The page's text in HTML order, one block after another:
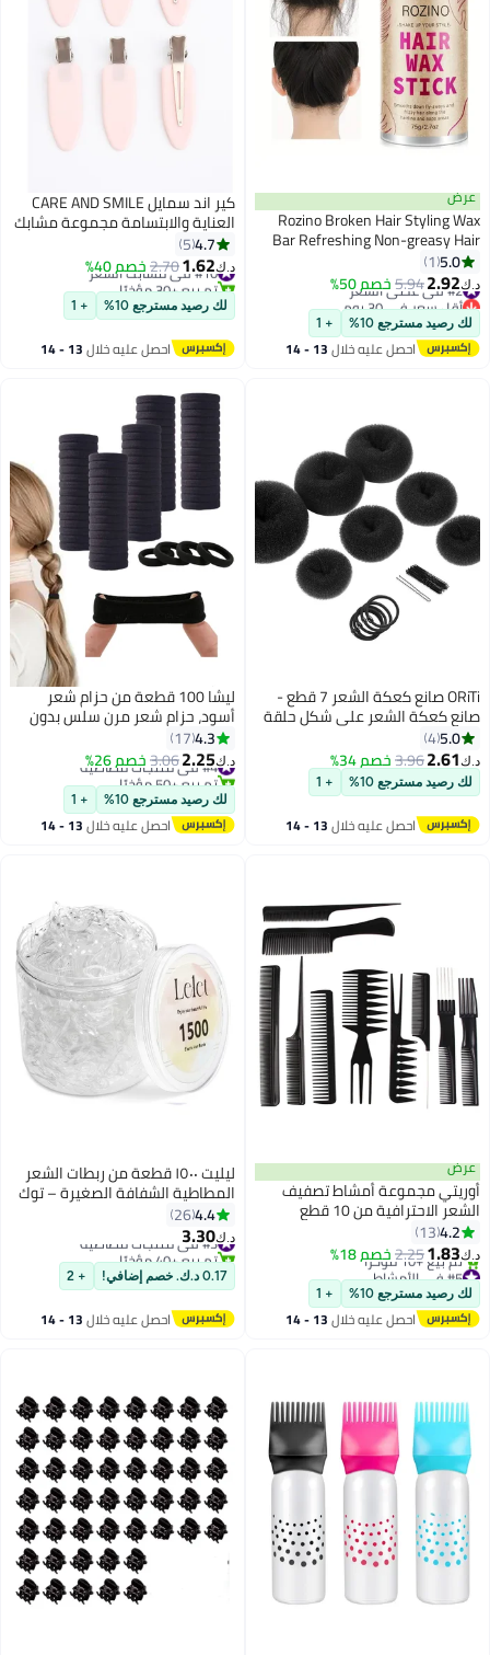
عرض
Rozino Broken Hair Styling Wax
Bar Refreshing Non-greasy Hair
Styling Wax Stick Natural Extract
Wax Bar Suitable For All Hair Types
5.0
1
د.ك‏2.92
5.94خصم 50% #2 في عصي الشعر
أقل سعر في 30 يوم
#2 في عصي الشعر
لك رصيد مسترجع 10% + 1
احصل عليه خلال 13 - 14
كير اند سمايل CARE AND SMILE
العناية والابتسامة مجموعة مشابك
قطع ، تصفيف خالي من التجعد
للنساء والفتيات
4.7
5
د.ك‏1.62
2.70خصم 40% #10 في مشابك الشعر
تم بيع +30 مؤخرًا
#10 في مشابك الشعر
لك رصيد مسترجع 10% + 1
احصل عليه خلال 13 - 14
ORiTi صانع كعكة الشعر 7 قطع -
صانع كعكة الشعر على شكل حلقة
أسود
5.0
4
د.ك‏2.61
3.96خصم 34%
لك رصيد مسترجع 10% + 1
احصل عليه خلال 13 - 14
ليشا 100 قطعة من حزام شعر
أسود، حزام شعر مرن سلس بدون
تجاعيد لا تلف الشعر السميك، مشبك
ذيل حصان للنساء والبنات والأطفال
الرجال، حزام شعر، حلقة شعر
4.3
17
د.ك‏2.25
3.06خصم 26% #4 في منتجات مطاطية
تم بيع +50 مؤخرًا
#4 في منتجات مطاطية
لك رصيد مسترجع 10% + 1
احصل عليه خلال 13 - 14
عرض
أوريتي مجموعة أمشاط تصفيف
الشعر الاحترافية من 10 قطع
4.2
13
د.ك‏1.83
2.25خصم 18%
#5 في الأمشاط
أقل سعر في 30 يوم
تم بيع +10 مؤخرًا
#5 في الأمشاط
لك رصيد مسترجع 10% + 1
احصل عليه خلال 13 - 14
ليليت ١٥٠٠ قطعة من ربطات الشعر
المطاطية الشفافة الصغيرة – توك
ناعمة للبنات والأطفال | لا تسحب
الشعر | لطيفة ومتينة من البوليباند
4.4
26
د.ك‏3.30
#3 في منتجات مطاطية
تم بيع +40 مؤخرًا
#3 في منتجات مطاطية
0.17 د.ك. خصم إضافي! + 2
احصل عليه خلال 13 - 14